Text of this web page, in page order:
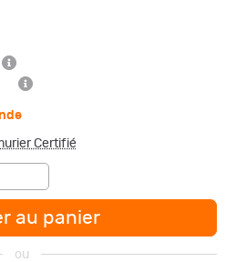
Certifié
au panier
ou